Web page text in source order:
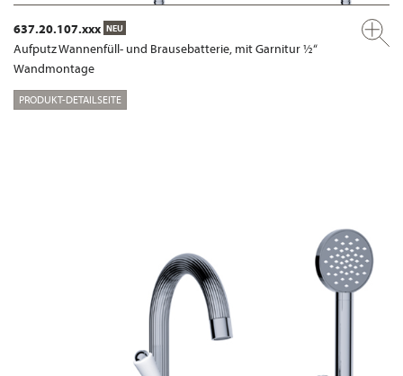
637.20.107.xxx NEU
Aufputz Wannenfüll- und Brausebatterie, mit Garnitur ½“
Wandmontage
PRODUKT-DETAILSEITE